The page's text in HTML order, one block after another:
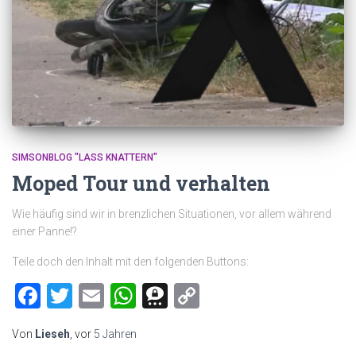
SIMSONBLOG "LASS KNATTERN"
Moped Tour und verhalten
Wie häufig sind wir in brenzlichen Situationen, vor allem während
einer Panne!?
Teile doch den Inhalt mit den folgenden Buttons:
Facebook
Twitter
EmailWhatsApp
Threema
Von Lieseh , vor 5 Jahren